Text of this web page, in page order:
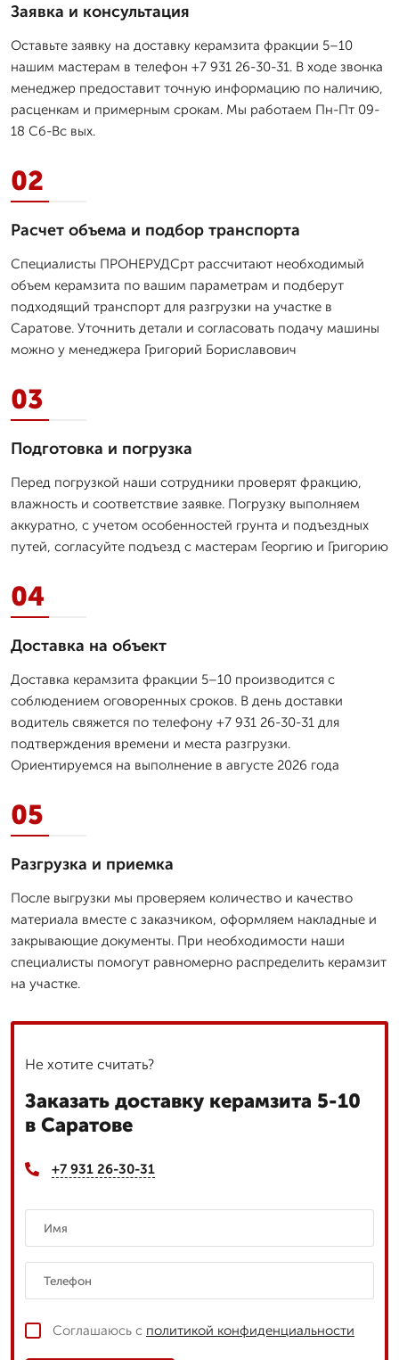
Заявка и консультация
Оставьте заявку на доставку керамзита фракции 5–10
нашим мастерам в телефон +7 931 26-30-31. В ходе звонка
менеджер предоставит точную информацию по наличию,
расценкам и примерным срокам. Мы работаем Пн-Пт 09-
18 Сб-Вс вых.
02
Расчет объема и подбор транспорта
Специалисты ПРОНЕРУДСрт рассчитают необходимый
объем керамзита по вашим параметрам и подберут
подходящий транспорт для разгрузки на участке в
Саратове. Уточнить детали и согласовать подачу машины
можно у менеджера Григорий Бориславович
03
Подготовка и погрузка
Перед погрузкой наши сотрудники проверят фракцию,
влажность и соответствие заявке. Погрузку выполняем
аккуратно, с учетом особенностей грунта и подъездных
путей, согласуйте подъезд с мастерам Георгию и Григорию
04
Доставка на объект
Доставка керамзита фракции 5–10 производится с
соблюдением оговоренных сроков. В день доставки
водитель свяжется по телефону +7 931 26-30-31 для
подтверждения времени и места разгрузки.
Ориентируемся на выполнение в августе 2026 года
05
Разгрузка и приемка
После выгрузки мы проверяем количество и качество
материала вместе с заказчиком, оформляем накладные и
закрывающие документы. При необходимости наши
специалисты помогут равномерно распределить керамзит
на участке.
Не хотите считать?
Заказать доставку керамзита 5-10
в Саратове
+7 931 26-30-31
Соглашаюсь с политикой конфиденциальности